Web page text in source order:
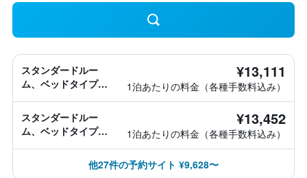
スタンダードルー
ム、ベッドタイプ情
¥13,111
1泊あたりの料金（各種手数料込み）
スタンダードルー
ム、ベッドタイプ情
¥13,452
1泊あたりの料金（各種手数料込み）
他27件の予約サイト ¥9,628〜